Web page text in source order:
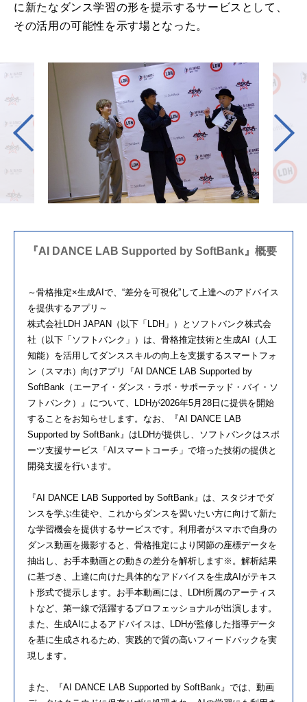
に新たなダンス学習の形を提示するサービスとして、
その活用の可能性を示す場となった。
『AI DANCE LAB Supported by SoftBank』概要
～骨格推定×生成AIで、“差分を可視化”して上達へのアドバイス
を提供するアプリ～
株式会社LDH JAPAN（以下「LDH」）とソフトバンク株式会
社（以下「ソフトバンク」）は、骨格推定技術と生成AI（人工
知能）を活用してダンススキルの向上を支援するスマートフォ
ン（スマホ）向けアプリ『AI DANCE LAB Supported by
SoftBank（エーアイ・ダンス・ラボ・サポーテッド・バイ・ソ
フトバンク）』について、LDHが2026年5月28日に提供を開始
することをお知らせします。なお、『AI DANCE LAB
Supported by SoftBank』はLDHが提供し、ソフトバンクはスポ
ーツ支援サービス「AIスマートコーチ」で培った技術の提供と
開発支援を行います。
『AI DANCE LAB Supported by SoftBank』は、スタジオでダ
ンスを学ぶ生徒や、これからダンスを習いたい方に向けて新た
な学習機会を提供するサービスです。利用者がスマホで自身の
ダンス動画を撮影すると、骨格推定により関節の座標データを
抽出し、お手本動画との動きの差分を解析します※。解析結果
に基づき、上達に向けた具体的なアドバイスを生成AIがテキス
ト形式で提示します。お手本動画には、LDH所属のアーティス
トなど、第一線で活躍するプロフェッショナルが出演します。
また、生成AIによるアドバイスは、LDHが監修した指導データ
を基に生成されるため、実践的で質の高いフィードバックを実
現します。
また、『AI DANCE LAB Supported by SoftBank』では、動画